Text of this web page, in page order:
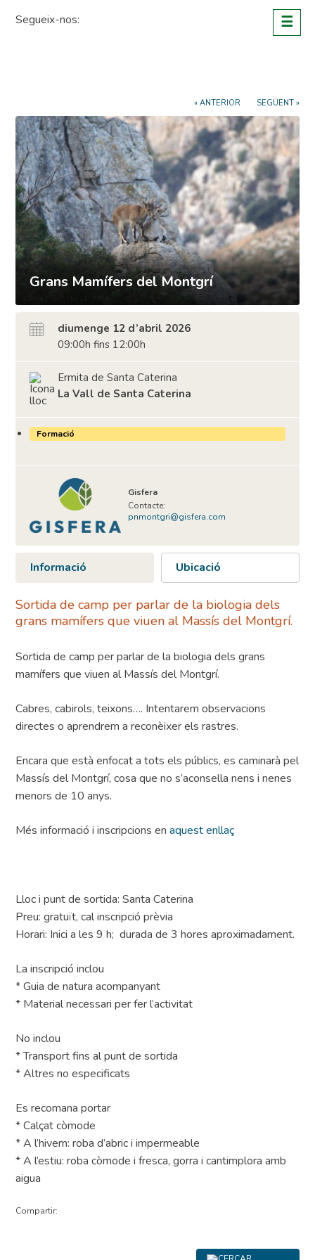
Segueix-nos: ☰
« ANTERIOR SEGÜENT »
Grans Mamífers del Montgrí
diumenge 12 d’abril 2026
09:00h fins 12:00h
Ermita de Santa Caterina
La Vall de Santa Caterina
Formació
Gisfera
Contacte:
pnmontgri@gisfera.com
Informació Ubicació
Sortida de camp per parlar de la biologia dels
grans mamífers que viuen al Massís del Montgrí.
Sortida de camp per parlar de la biologia dels grans
mamífers que viuen al Massís del Montgrí.
Cabres, cabirols, teixons…. Intentarem observacions
directes o aprendrem a reconèixer els rastres.
Encara que està enfocat a tots els públics, es caminarà pel
Massís del Montgrí, cosa que no s’aconsella nens i nenes
menors de 10 anys.
Més informació i inscripcions enaquest enllaç
Lloc i punt de sortida: Santa Caterina
Preu: gratuït, cal inscripció prèvia
Horari: Inici a les 9 h; durada de 3 hores aproximadament.
La inscripció inclou
* Guia de natura acompanyant
* Material necessari per fer l’activitat
No inclou
* Transport fins al punt de sortida
* Altres no especificats
Es recomana portar
* Calçat còmode
* A l’hivern: roba d’abric i impermeable
* A l’estiu: roba còmode i fresca, gorra i cantimplora amb
aigua
Compartir: